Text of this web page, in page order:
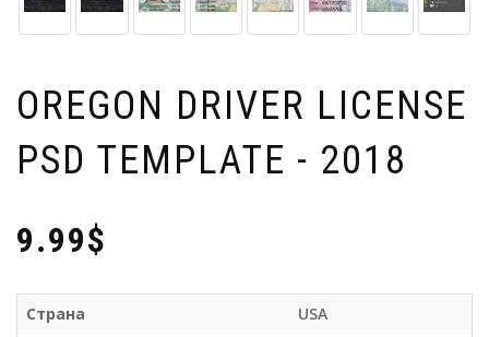
OREGON DRIVER LICENSE
PSD TEMPLATE - 2018
9.99$
Страна
USA